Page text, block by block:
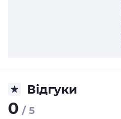
Відгуки
0 / 5